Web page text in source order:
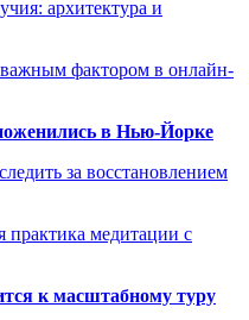
архитектура и
фактором в онлайн-
в Нью-Йорке
за восстановлением
медитации с
к масштабному туру